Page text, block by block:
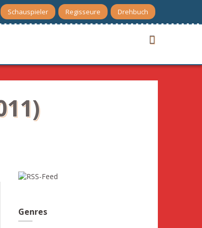
Schauspieler Regisseure Drehbuch
Genres